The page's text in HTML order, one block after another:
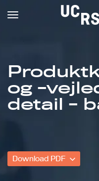
Om UCRS
Bliv faglært
og -
detail -
Download PDF